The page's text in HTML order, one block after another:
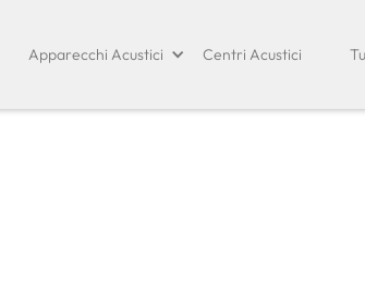
Apparecchi Acustici Centri Acustici